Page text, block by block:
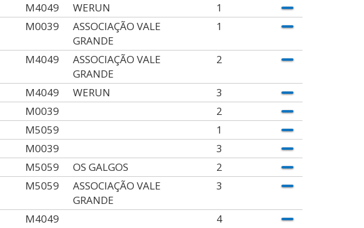
M4049 WERUN
1
M0039
ASSOCIAÇÃO VALE
GRANDE
1
M4049
ASSOCIAÇÃO VALE
GRANDE
2
M4049 WERUN
3
M0039
2
M5059
1
M0039
3
M5059 OS GALGOS
2
M5059
ASSOCIAÇÃO VALE
GRANDE
3
M4049
4